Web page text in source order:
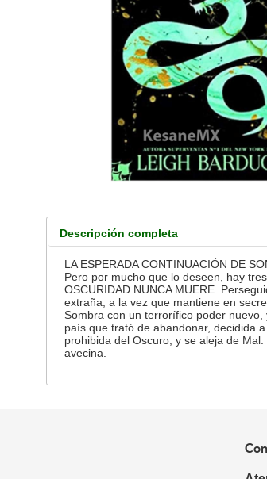
Descripción completa
LA ESPERADA CONTINUACIÓN DE
Pero por mucho que lo deseen, hay
OSCURIDAD NUNCA MUERE.
extraña, a la vez que mantiene en
Sombra con un terrorífico poder
país que trató de abandonar, decidida
prohibida del Oscuro, y se aleja de
avecina.